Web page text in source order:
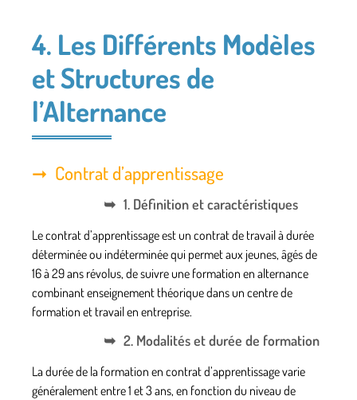
4. Les Différents Modèles
et Structures de
l’Alternance
Contrat d’apprentissage
1. Définition et caractéristiques
Le contrat d’apprentissage est un contrat de travail à durée
déterminée ou indéterminée qui permet aux jeunes, âgés de
16 à 29 ans révolus, de suivre une formation en alternance
combinant enseignement théorique dans un centre de
formation et travail en entreprise.
2. Modalités et durée de formation
La durée de la formation en contrat d’apprentissage varie
généralement entre 1 et 3 ans, en fonction du niveau de